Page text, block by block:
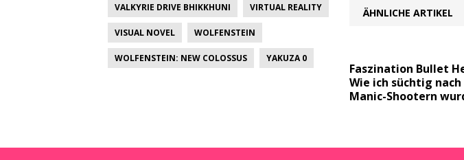
ÄHNLICHE ARTIKEL
Faszination Bullet
Wie ich süchtig nach
Manic-Shootern
VALKYRIE DRIVE BHIKKHUNI VIRTUAL REALITY
VISUAL NOVEL WOLFENSTEIN
WOLFENSTEIN: NEW COLOSSUS YAKUZA 0